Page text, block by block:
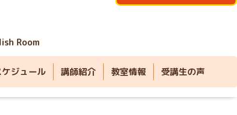
Room
ケジュール 講師紹介 教室情報 受講生の声